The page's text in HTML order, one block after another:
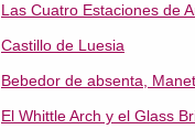
Las Cuatro Estaciones de
Castillo de Luesia
Bebedor de absenta, Manet
El Whittle Arch y el Glass